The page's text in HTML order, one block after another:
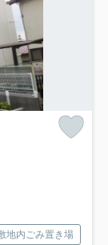
地内ごみ置き場